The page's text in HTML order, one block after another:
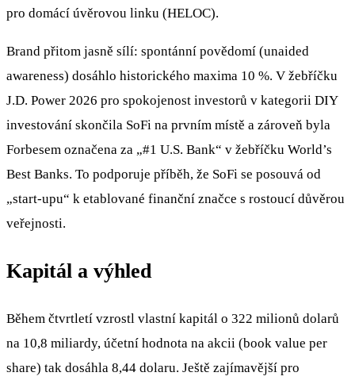
pro domácí úvěrovou linku (HELOC).
Brand přitom jasně sílí: spontánní povědomí (unaided
awareness) dosáhlo historického maxima 10 %. V žebříčku
J.D. Power 2026 pro spokojenost investorů v kategorii DIY
investování skončila SoFi na prvním místě a zároveň byla
Forbesem označena za „#1 U.S. Bank“ v žebříčku World’s
Best Banks. To podporuje příběh, že SoFi se posouvá od
„start‑upu“ k etablované finanční značce s rostoucí důvěrou
veřejnosti.
Kapitál a výhled
Během čtvrtletí vzrostl vlastní kapitál o 322 milionů dolarů
na 10,8 miliardy, účetní hodnota na akcii (book value per
share) tak dosáhla 8,44 dolaru. Ještě zajímavější pro